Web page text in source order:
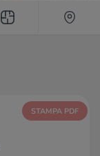
STAMPA PDF